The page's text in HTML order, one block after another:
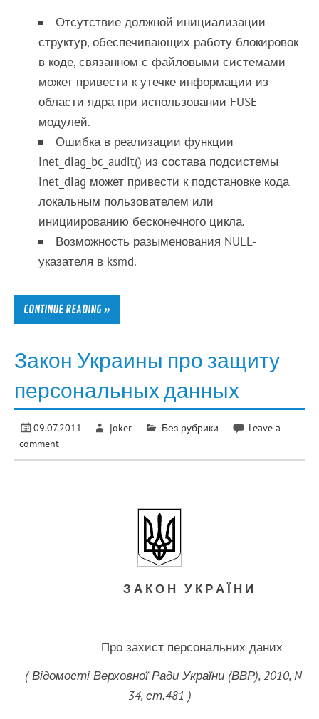
Отсутствие должной инициализации
структур, обеспечивающих работу блокировок
в коде, связанном с файловыми системами
может привести к утечке информации из
области ядра при использовании FUSE-
модулей.
Ошибка в реализации функции
inet_diag_bc_audit() из состава подсистемы
inet_diag может привести к подстановке кода
локальным пользователем или
инициированию бесконечного цикла.
Возможность разыменования NULL-
указателя в ksmd.
CONTINUE READING »
Закон Украины про защиту
персональных данных
09.07.2011 joker Без рубрики
Leave a
comment
З А К О Н У К Р А Ї Н И
Про захист персональних даних
( Відомості Верховної Ради України (ВВР), 2010, N
34, ст.481 )